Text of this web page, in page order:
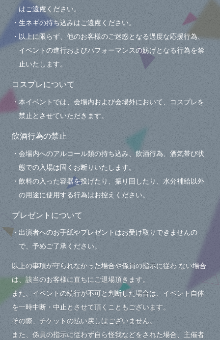
はご遠慮ください。
・生ネギの持ち込みはご遠慮ください。
・以上に限らず、他のお客様のご迷惑となる過度な応援行為、
イベントの進行およびパフォーマンスの妨げとなる行為を禁
止いたします。
コスプレについて
・本イベントでは、会場内および会場外において、コスプレを
禁止とさせていただきます。
飲酒行為の禁止
・会場内へのアルコール類の持ち込み、飲酒行為、酒気帯び状
態での入場は固くお断りいたします。
・飲料の入った容器を投げたり、振り回したり、水分補給以外
の用途に使用する行為はお控えください。
プレゼントについて
・出演者へのお手紙やプレゼントはお受け取りできませんの
で、予めご了承ください。
以上の事項が守られなかった場合や係員の指示に従わ ない場合
は、該当のお客様に直ちにご退場頂きます。
また、イベントの続行が不可と判断した場合は、イベント自体
を一時中断・中止とさせて頂くこともございます。
その際、チケットの払い戻しはございません。
また、係員の指示に従わず自ら怪我などをされた場合、主催者